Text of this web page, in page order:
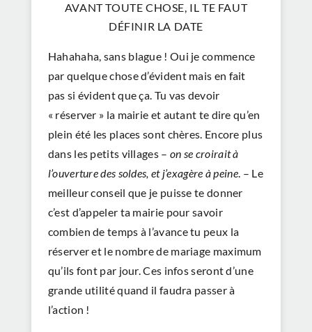
AVANT TOUTE CHOSE, IL TE FAUT
DÉFINIR LA DATE
Hahahaha, sans blague ! Oui je commence
par quelque chose d’évident mais en fait
pas si évident que ça. Tu vas devoir
« réserver » la mairie et autant te dire qu’en
plein été les places sont chères. Encore plus
dans les petits villages – on se croirait à
l’ouverture des soldes, et j’exagère à peine. – Le
meilleur conseil que je puisse te donner
c’est d’appeler ta mairie pour savoir
combien de temps à l’avance tu peux la
réserver et le nombre de mariage maximum
qu’ils font par jour. Ces infos seront d’une
grande utilité quand il faudra passer à
l’action !